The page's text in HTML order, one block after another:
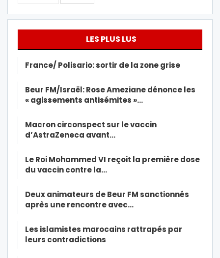
LES PLUS LUS
France/ Polisario: sortir de la zone grise
Beur FM/Israël: Rose Ameziane dénonce les
« agissements antisémites »…
Macron circonspect sur le vaccin
d’AstraZeneca avant…
Le Roi Mohammed VI reçoit la première dose
du vaccin contre la…
Deux animateurs de Beur FM sanctionnés
après une rencontre avec…
Les islamistes marocains rattrapés par
leurs contradictions